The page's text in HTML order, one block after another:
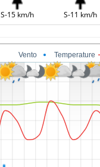
S-15 km/h S-11 km/h
Temperature
Vento